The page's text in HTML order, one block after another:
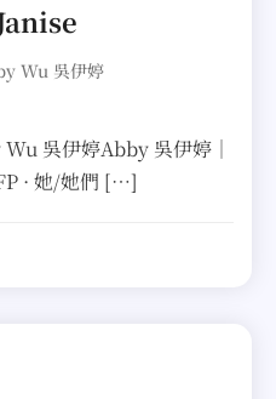
Wu 吳伊婷
吳伊婷Abby 吳伊婷｜
· 她/她們 […]